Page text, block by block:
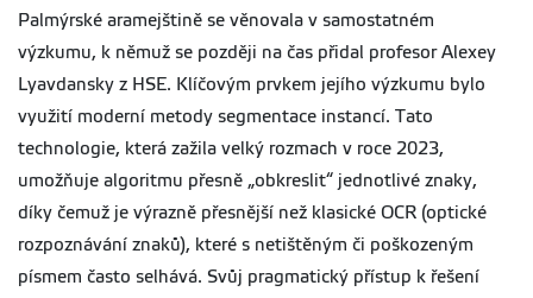
Palmýrské aramejštině se věnovala v samostatném
výzkumu, k němuž se později na čas přidal profesor Alexey
Lyavdansky z HSE. Klíčovým prvkem jejího výzkumu bylo
využití moderní metody segmentace instancí. Tato
technologie, která zažila velký rozmach v roce 2023,
umožňuje algoritmu přesně „obkreslit“ jednotlivé znaky,
díky čemuž je výrazně přesnější než klasické OCR (optické
rozpoznávání znaků), které s netištěným či poškozeným
písmem často selhává. Svůj pragmatický přístup k řešení